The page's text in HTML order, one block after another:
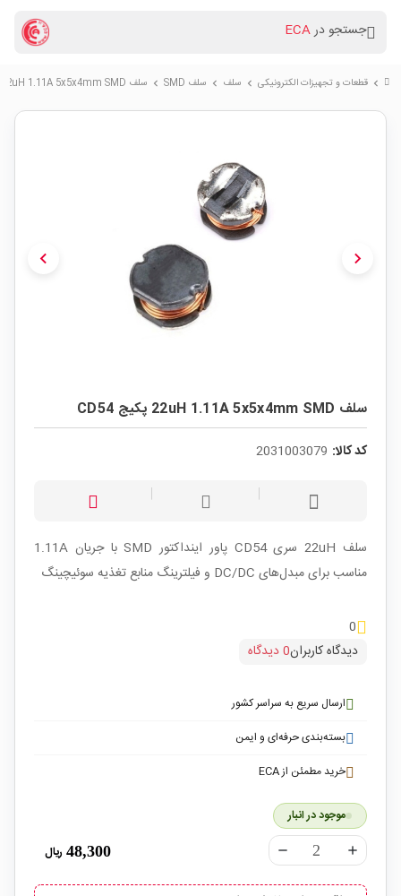
جستجو درECA
chevron_right قطعات و تجهیزات الکترونیکی chevron_right سلف chevron_right سلف SMD chevron_right سلف 22uH 1.11A 5x5x4mm SMD پکیج CD54
chevron_left chevron_right
سلف 22uH 1.11A 5x5x4mm SMD پکیج CD54
کد کالا: 2031003079
سلف 22uH سری CD54 پاور اینداکتور SMD با جریان 1.11A
مناسب برای مبدل‌های DC/DC و فیلترینگ منابع تغذیه سوئیچینگ
0
دیدگاه کاربران0 دیدگاه
ارسال سریع به سراسر کشور
بسته‌بندی حرفه‌ای و ایمن
خرید مطمئن از ECA
موجود در انبار
remove add
48,300 ریال